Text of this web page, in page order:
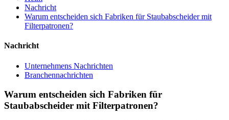
Nachricht
Warum entscheiden sich Fabriken für Staubabscheider mit
Filterpatronen?
Nachricht
Unternehmens Nachrichten
Branchennachrichten
Warum entscheiden sich Fabriken für
Staubabscheider mit Filterpatronen?